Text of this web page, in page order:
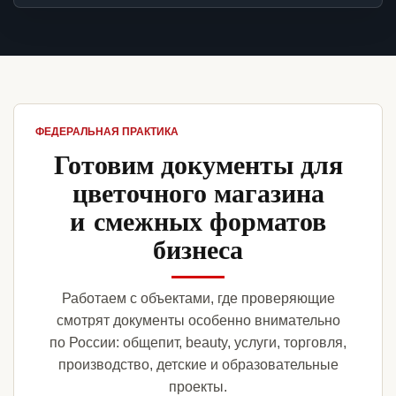
ФЕДЕРАЛЬНАЯ ПРАКТИКА
Готовим документы для
цветочного магазина
и смежных форматов
бизнеса
Работаем с объектами, где проверяющие
смотрят документы особенно внимательно
по России: общепит, beauty, услуги, торговля,
производство, детские и образовательные
проекты.